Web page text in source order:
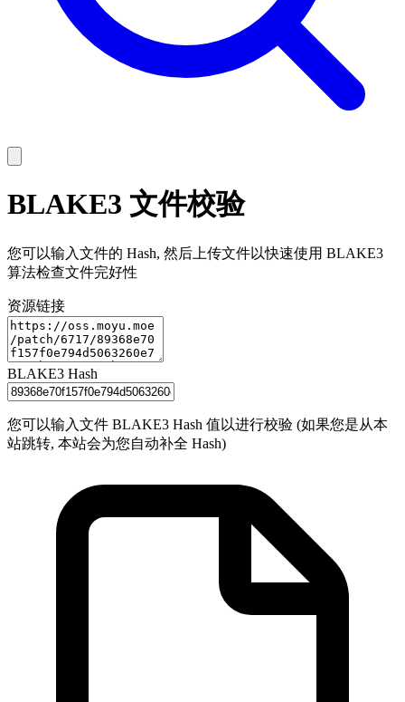
BLAKE3 文件校验
您可以输入文件的 Hash, 然后上传文件以快速使用 BLAKE3
算法检查文件完好性
资源链接
BLAKE3 Hash
您可以输入文件 BLAKE3 Hash 值以进行校验 (如果您是从本
站跳转, 本站会为您自动补全 Hash)